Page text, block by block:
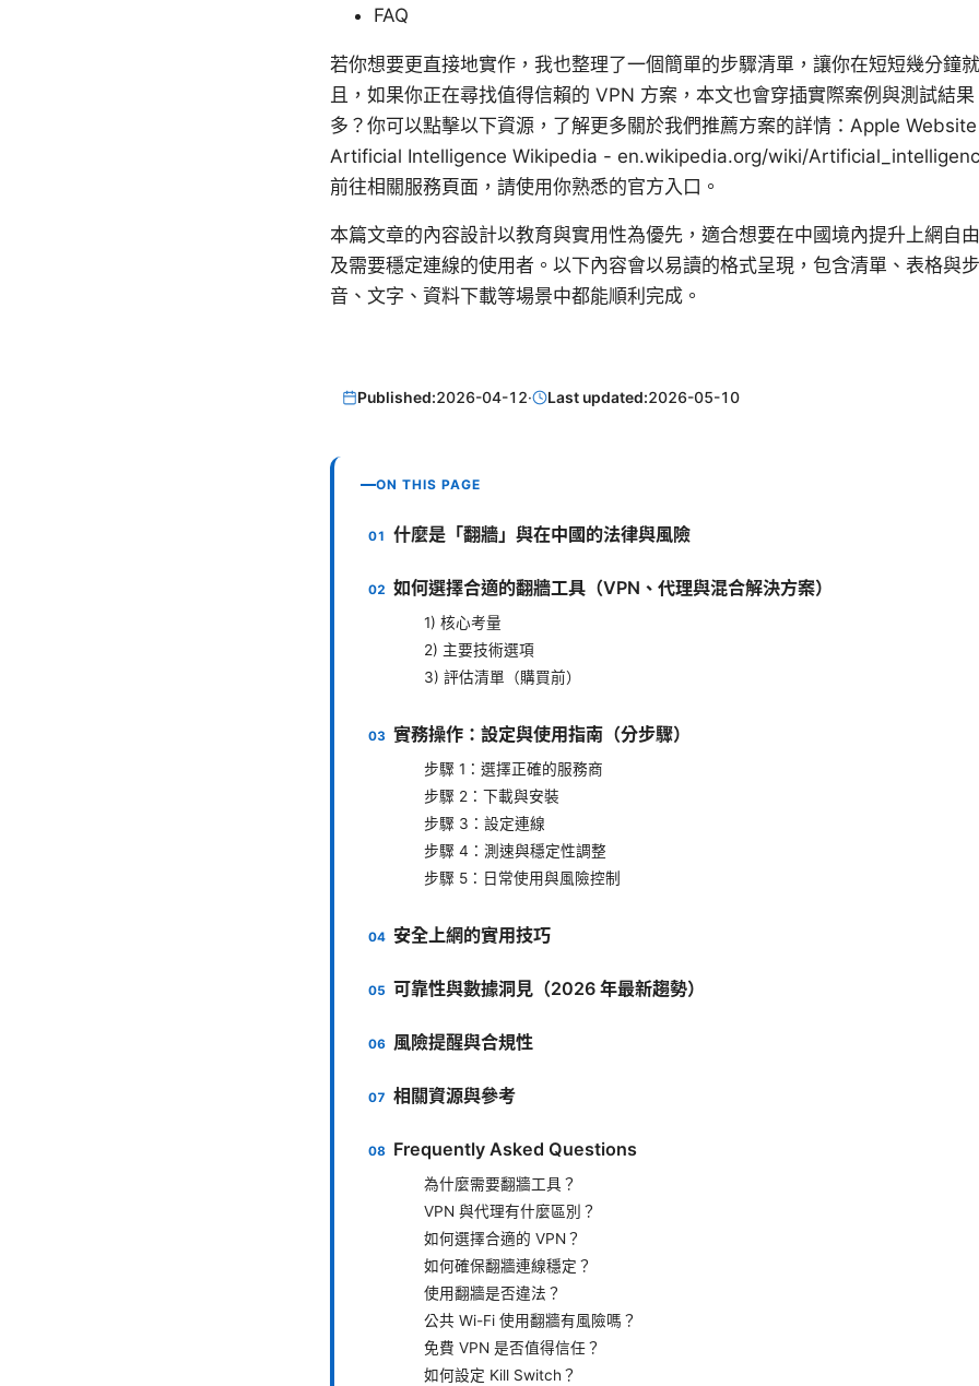
FAQ
若你想要更直接地實作，我也整理了一個簡單的步驟清單，讓你在短短幾分鐘
且，如果你正在尋找值得信賴的 VPN 方案，本文也會穿插實際案例與測試結
多？你可以點擊以下資源，了解更多關於我們推薦方案的詳情：Apple
Artificial Intelligence Wikipedia - en.wikipedia.org/wiki/
前往相關服務頁面，請使用你熟悉的官方入口。
本篇文章的內容設計以教育與實用性為優先，適合想要在中國境內提升上網自
及需要穩定連線的使用者。以下內容會以易讀的格式呈現，包含清單、表格與
音、文字、資料下載等場景中都能順利完成。
Published:2026-04-12· Last updated:2026-05-10
ON THIS PAGE
什麼是「翻牆」與在中國的法律與風險
如何選擇合適的翻牆工具（VPN、代理與混合解決方案）
1) 核心考量
2) 主要技術選項
3) 評估清單（購買前）
實務操作：設定與使用指南（分步驟）
步驟 1：選擇正確的服務商
步驟 2：下載與安裝
步驟 3：設定連線
步驟 4：測速與穩定性調整
步驟 5：日常使用與風險控制
安全上網的實用技巧
可靠性與數據洞見（2026 年最新趨勢）
風險提醒與合規性
相關資源與參考
Frequently Asked Questions
為什麼需要翻牆工具？
VPN 與代理有什麼區別？
如何選擇合適的 VPN？
如何確保翻牆連線穩定？
使用翻牆是否違法？
公共 Wi-Fi 使用翻牆有風險嗎？
免費 VPN 是否值得信任？
如何設定 Kill Switch？